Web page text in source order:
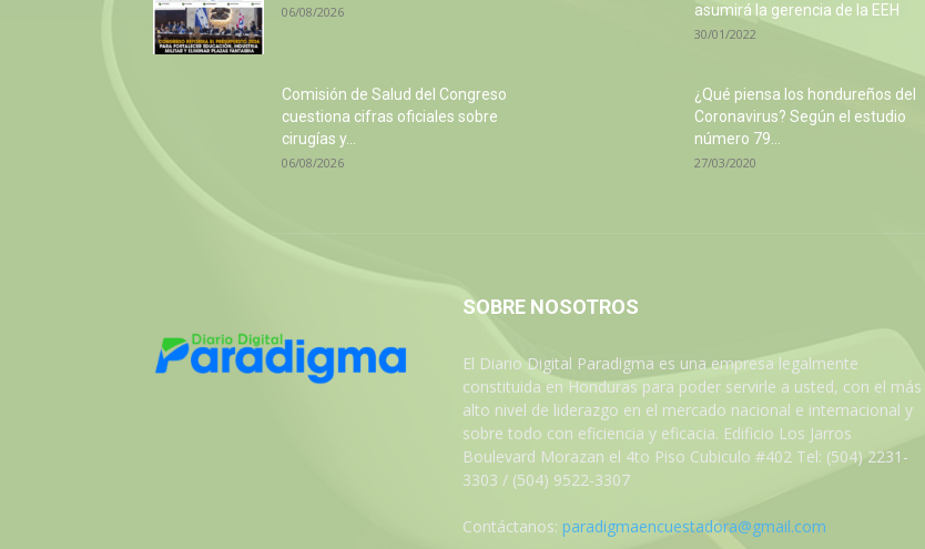
06/08/2026
Comisión de Salud del Congreso
cuestiona cifras oficiales sobre
cirugías y...
06/08/2026
asumirá la gerencia de la EEH
30/01/2022
¿Qué piensa los hondureños del
Coronavirus? Según el estudio
número 79...
27/03/2020
SOBRE NOSOTROS
El Diario Digital Paradigma es una empresa legalmente
constituida en Honduras para poder servirle a usted, con el más
alto nivel de liderazgo en el mercado nacional e internacional y
sobre todo con eficiencia y eficacia. Edificio Los Jarros
Boulevard Morazan el 4to Piso Cubiculo #402 Tel: (504) 2231-
3303 / (504) 9522-3307
Contáctanos: paradigmaencuestadora@gmail.com